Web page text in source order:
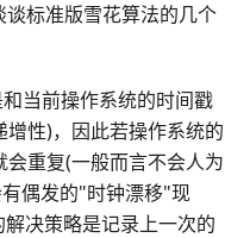
标准版雪花算法的几个
当前操作系统的时间戳
性)，因此若操作系统的
重复(一般而言不会人为
偶发的"时钟漂移"现
决策略是记录上一次的